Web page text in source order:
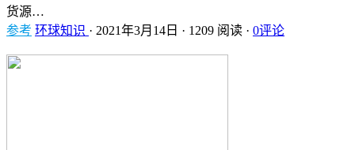
货源…
参考 环球知识 · 2021年3月14日 · 1209 阅读 · 0评论